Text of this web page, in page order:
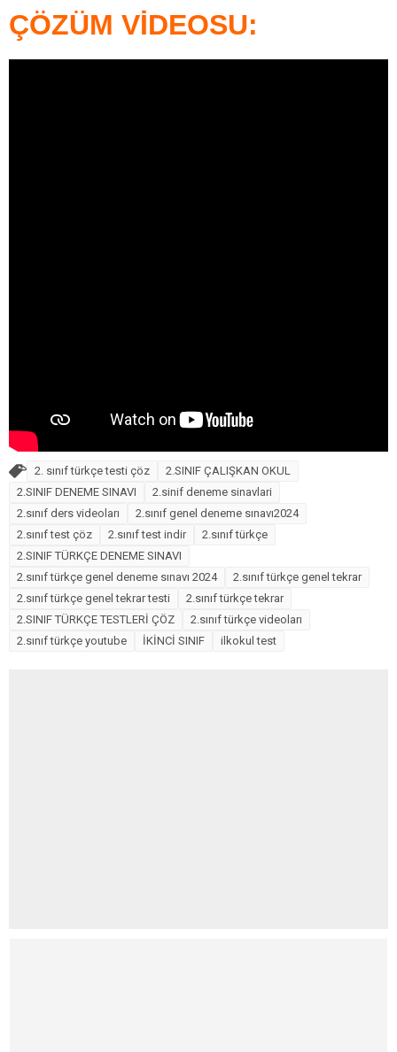
ÇÖZÜM VİDEOSU:
2. sınıf türkçe testi çöz
2.SINIF ÇALIŞKAN OKUL
2.SINIF DENEME SINAVI
2.sinif deneme sinavlari
2.sınıf ders videoları
2.sınıf genel deneme sınavı2024
2.sınıf test çöz
2.sınıf test indir
2.sınıf türkçe
2.SINIF TÜRKÇE DENEME SINAVI
2.sınıf türkçe genel deneme sınavı 2024
2.sınıf türkçe genel tekrar
2.sınıf türkçe genel tekrar testi
2.sınıf türkçe tekrar
2.SINIF TÜRKÇE TESTLERİ ÇÖZ
2.sınıf türkçe videoları
2.sınıf türkçe youtube
İKİNCİ SINIF ilkokul test